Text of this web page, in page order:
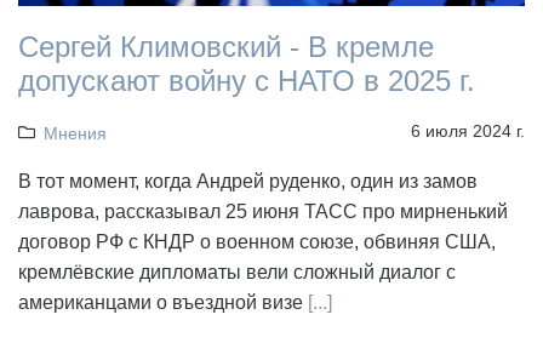
Сергей Климовский - В кремле
допускают войну с НАТО в 2025 г.
Мнения 6 июля 2024 г.
В тот момент, когда Андрей руденко, один из замов
лаврова, рассказывал 25 июня ТАСС про мирненький
договор РФ с КНДР о военном союзе, обвиняя США,
кремлёвские дипломаты вели сложный диалог с
американцами о въездной визе [...]